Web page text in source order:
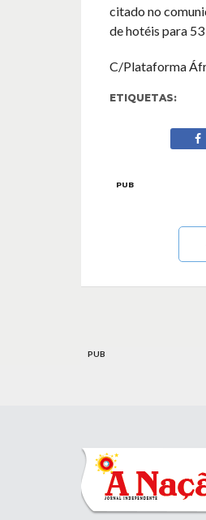
citado no
de hotéis para
C/Plataforma
ETIQUETAS:
PUB
PUB